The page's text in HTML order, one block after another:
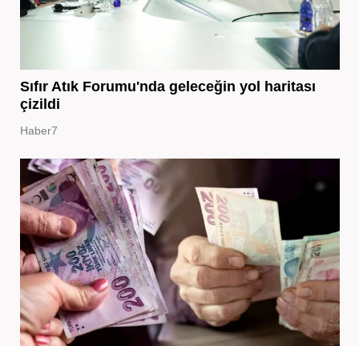
Sıfır Atık Forumu'nda geleceğin yol haritası
çizildi
Haber7